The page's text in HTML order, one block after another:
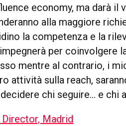
economy, ma darà il
alla maggiore
la competenza e la
per coinvolgere
mentre al contrario, i
attività sulla reach,
chi seguire… e chi
Madrid